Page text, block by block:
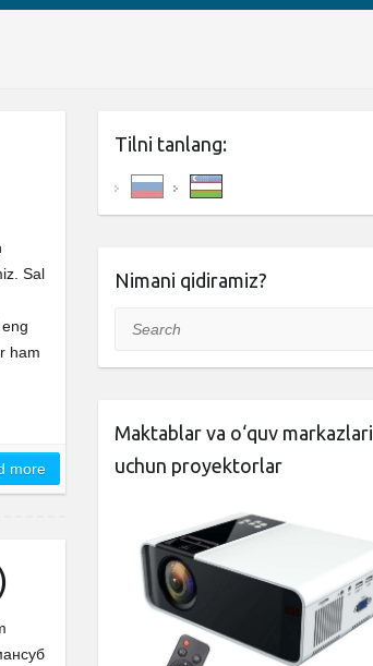
Sal
ham
more
Tilni tanlang:
Nimani qidiramiz?
Search
Maktablar va o‘quv markazlari
uchun proyektorlar